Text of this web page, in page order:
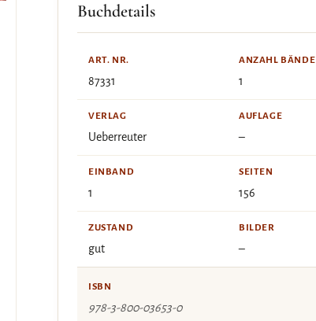
Buchdetails
ART. NR.
87331
ANZAHL BÄNDE
1
VERLAG
Ueberreuter
AUFLAGE
–
EINBAND
1
SEITEN
156
ZUSTAND
gut
BILDER
–
ISBN
978-3-800-03653-0